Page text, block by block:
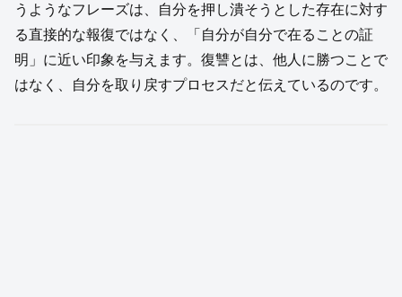
うようなフレーズは、自分を押し潰そうとした存在に対す
る直接的な報復ではなく、「自分が自分で在ることの証
明」に近い印象を与えます。復讐とは、他人に勝つことで
はなく、自分を取り戻すプロセスだと伝えているのです。